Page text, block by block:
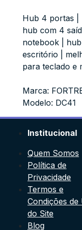
Hub 4 portas |
hub com 4
notebook |
escritório |
para teclado e
Marca:
Modelo: DC41
Institucional
Quem Somos
Política de
Privacidade
Termos e
Condições de
do Site
Blog